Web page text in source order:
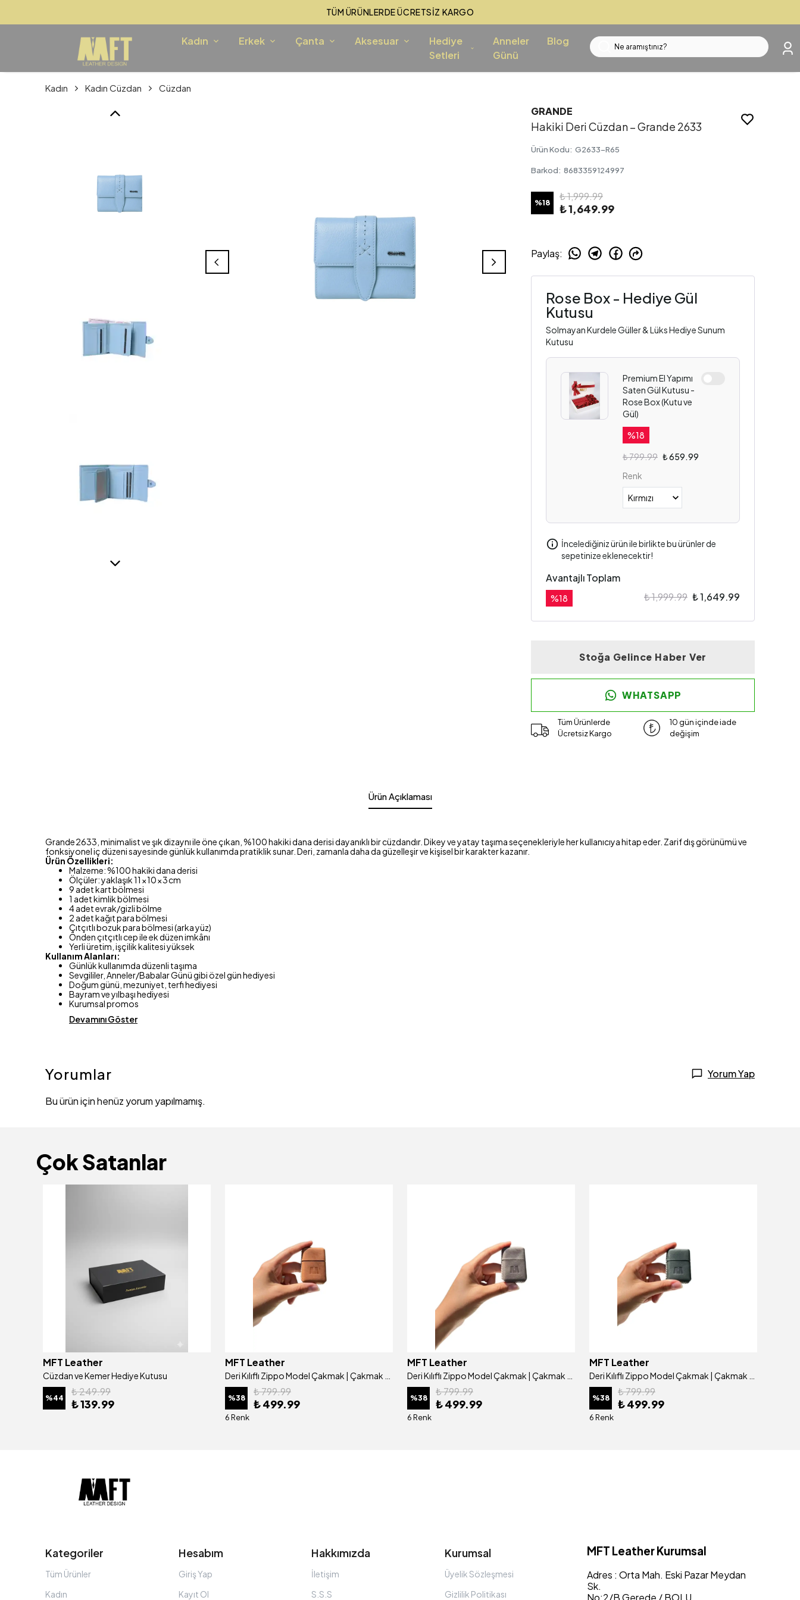
TÜM ÜRÜNLERDE ÜCRETSİZ KARGO
Kadın Erkek Çanta Aksesuar
Hediye
Setleri
Anneler
Günü
Blog
Kadın Kadın Cüzdan Cüzdan
GRANDE
Hakiki Deri Cüzdan – Grande 2633
Ürün Kodu: G2633-R65
Barkod: 8683359124997
%18
₺ 1,999.99
₺ 1,649.99
Paylaş:
Rose Box - Hediye Gül
Kutusu
Solmayan Kurdele Güller & Lüks Hediye Sunum
Kutusu
Premium El Yapımı
Saten Gül Kutusu -
Rose Box (Kutu ve
Gül)
%18
₺ 799.99 ₺ 659.99
Renk
İncelediğiniz ürün ile birlikte bu ürünler de
sepetinize eklenecektir!
Avantajlı Toplam
%18 ₺ 1,999.99 ₺ 1,649.99
Stoğa Gelince Haber Ver
WHATSAPP
Tüm Ürünlerde
Ücretsiz Kargo
10 gün içinde iade
değişim
Ürün Açıklaması
Grande 2633, minimalist ve şık dizaynı ile öne çıkan, %100 hakiki dana derisi dayanıklı bir cüzdandır. Dikey ve yatay taşıma seçenekleriyle her kullanıcıya hitap eder. Zarif dış görünümü ve
fonksiyonel iç düzeni sayesinde günlük kullanımda pratiklik sunar. Deri, zamanla daha da güzelleşir ve kişisel bir karakter kazanır.
Ürün Özellikleri:
Malzeme: %100 hakiki dana derisi
Ölçüler: yaklaşık 11 × 10 × 3 cm
9 adet kart bölmesi
1 adet kimlik bölmesi
4 adet evrak/gizli bölme
2 adet kağıt para bölmesi
Çıtçıtlı bozuk para bölmesi (arka yüz)
Önden çıtçıtlı cep ile ek düzen imkânı
Yerli üretim, işçilik kalitesi yüksek
Kullanım Alanları:
Günlük kullanımda düzenli taşıma
Sevgililer, Anneler/Babalar Günü gibi özel gün hediyesi
Doğum günü, mezuniyet, terfi hediyesi
Bayram ve yılbaşı hediyesi
Kurumsal promos
Devamını Göster
Yorumlar Yorum Yap
Bu ürün için henüz yorum yapılmamış.
Çok Satanlar
MFT Leather
Cüzdan ve Kemer Hediye Kutusu
%44
₺ 249.99
₺ 139.99
MFT Leather
%38
₺ 799.99
₺ 499.99
6 Renk
MFT Leather
%38
₺ 799.99
₺ 499.99
6 Renk
MFT Leather
%38
₺ 799.99
₺ 499.99
6 Renk
Kategoriler
Tüm Ürünler
Kadın
Hesabım
Giriş Yap
Kayıt Ol
Hakkımızda
İletişim
S.S.S
Kurumsal
Üyelik Sözleşmesi
Gizlilik Politikası
MFT Leather Kurumsal
Adres : Orta Mah. Eski Pazar Meydan
Sk.
No:2/B Gerede / BOLU